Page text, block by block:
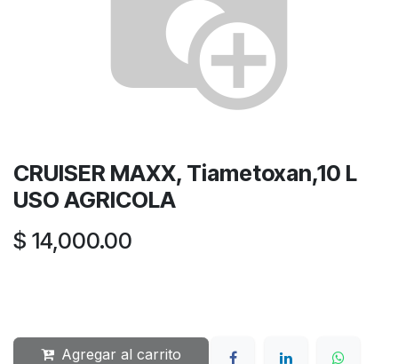
CRUISER MAXX, Tiametoxan,10 L
USO AGRICOLA
$ 14,000.00
Agregar al carrito